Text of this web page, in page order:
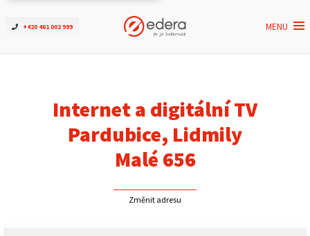
+420 461 002 999 MENU
Ověřit dostupnost
ČEZNET TV
Internet a digitální TV
Pardubice, Lidmily
Malé 656
Změnit adresu